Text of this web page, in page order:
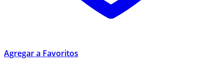
Agregar a Favoritos